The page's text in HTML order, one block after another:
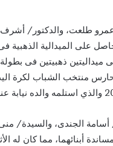
عمرو طلعت، والدكتور/
ميداليتين ذهبيتين فى
منتخب الشباب لكرة
أسامة الجندى، والسيدة/
أبنائهما، مما كان له